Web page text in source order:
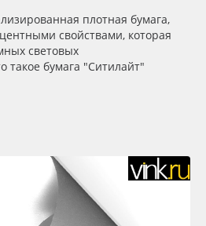
плотная бумага,
свойствами, которая
световых
такое бумага "Ситилайт"